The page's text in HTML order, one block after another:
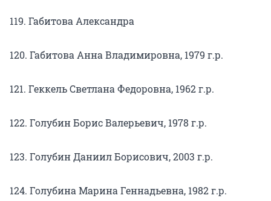
119. Габитова Александра
120. Габитова Анна Владимировна, 1979 г.р.
121. Геккель Светлана Федоровна, 1962 г.р.
122. Голубин Борис Валерьевич, 1978 г.р.
123. Голубин Даниил Борисович, 2003 г.р.
124. Голубина Марина Геннадьевна, 1982 г.р.